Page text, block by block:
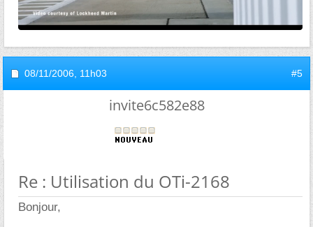
08/11/2006, 11h03 #5
invite6c582e88
Re : Utilisation du OTi-2168
Bonjour,